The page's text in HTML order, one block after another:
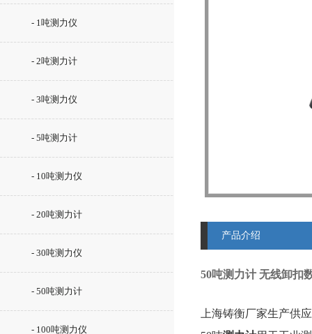
- 1吨测力仪
- 2吨测力计
- 3吨测力仪
- 5吨测力计
- 10吨测力仪
- 20吨测力计
- 30吨测力仪
- 50吨测力计
- 100吨测力仪
产品介绍
50吨测力计 无线卸扣
上海铸衡厂家生产供